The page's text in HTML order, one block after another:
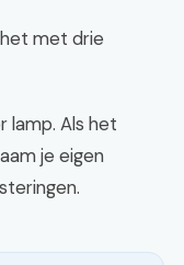
met drie
lamp. Als het
je eigen